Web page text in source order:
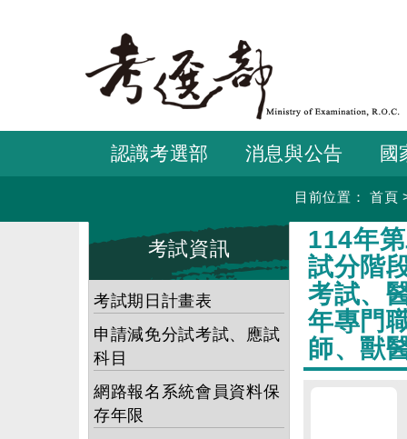
要
容
認識考選部 消息與公告 國
目前位置： 首頁
考試資訊
考試期日計畫表
申請減免分試考試、應試
科目
網路報名系統會員資料保
存年限
:::
114年
試分階
考試、
年專門
師、獸